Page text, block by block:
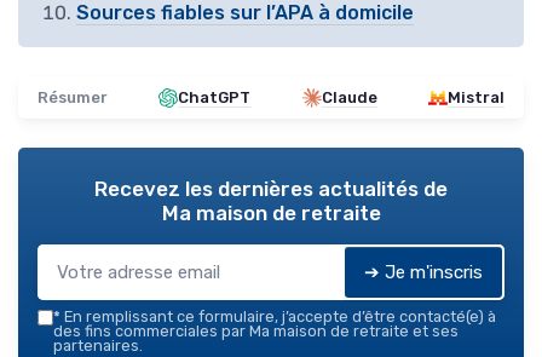
Sources fiables sur l’APA à domicile
Résumer ChatGPT Claude Mistral
Recevez les dernières actualités de
Ma maison de retraite
➔ Je m'inscris
* En remplissant ce formulaire, j’accepte d’être contacté(e) à
des fins commerciales par Ma maison de retraite et ses
partenaires.